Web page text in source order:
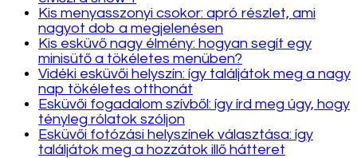
Kis menyasszonyi csokor: apró részlet, ami
nagyot dob a megjelenésen
Kis esküvő nagy élmény: hogyan segít egy
minisütő a tökéletes menüben?
Vidéki esküvői helyszín: így találjátok meg a nagy
nap tökéletes otthonát
Esküvői fogadalom szívből: így írd meg úgy, hogy
tényleg rólatok szóljon
Esküvői fotózási helyszínek választása: így
találjátok meg a hozzátok illő hátteret